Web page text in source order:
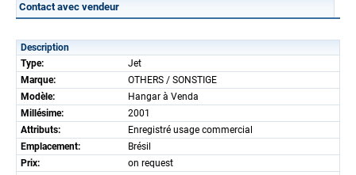
Contact avec vendeur
Description
Type:
Jet
Marque:
OTHERS / SONSTIGE
Modèle:
Hangar à Venda
Millésime:
2001
Attributs:
Enregistré usage commercial
Emplacement:
Brésil
Prix:
on request